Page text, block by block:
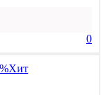
0
Хит